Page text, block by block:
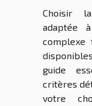
Choisir
adaptée
complexe
guide
critères
votre